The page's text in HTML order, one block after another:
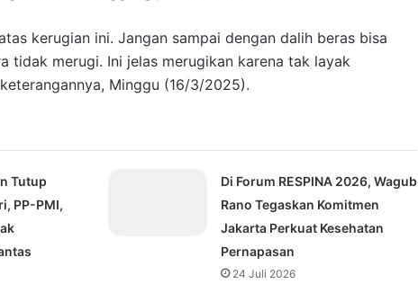
kerugian ini. Jangan sampai dengan dalih beras bisa
tidak merugi. Ini jelas merugikan karena tak layak
Minggu (16/3/2025).
Tutup
PP-PMI,
Di Forum RESPINA 2026, Wagub
Rano Tegaskan Komitmen
Jakarta Perkuat Kesehatan
Pernapasan
24 Juli 2026